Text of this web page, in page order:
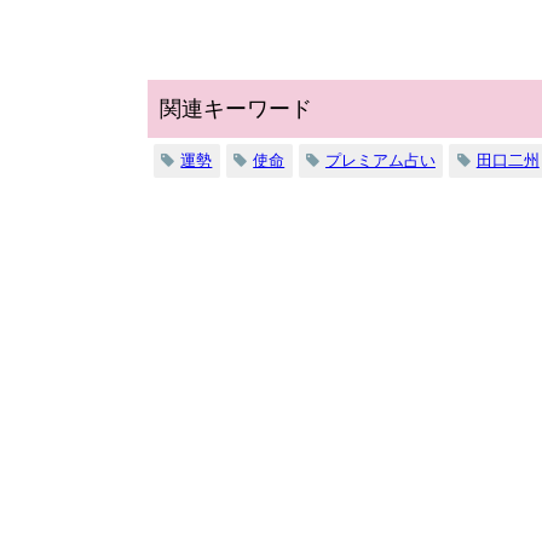
関連キーワード
運勢 使命 プレミアム占い 田口二州